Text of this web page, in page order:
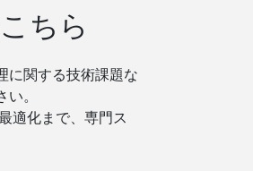
ちら
に関する技術課題な
。
適化まで、専門ス